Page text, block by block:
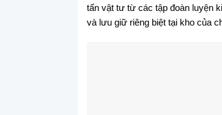
tấn vật tư từ các tập đoàn luyện
và lưu giữ riêng biệt tại kho của